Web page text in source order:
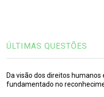
ÚLTIMAS QUESTÕES
Da visão dos direitos
fundamentado no